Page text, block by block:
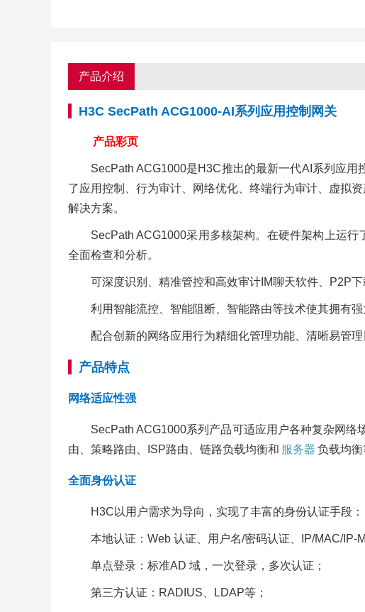
产品介绍
H3C SecPath ACG1000-AI系列应用控制网关
产品彩页
SecPath ACG1000是H3C推出的最新一代AI系列应
了应用控制、行为审计、网络优化、终端行为审计、虚拟资
解决方案。
SecPath ACG1000采用多核架构。在硬件架构上运
全面检查和分析。
可深度识别、精准管控和高效审计IM聊天软件、P2P
利用智能流控、智能阻断、智能路由等技术使其拥有强
配合创新的网络应用行为精细化管理功能、清晰易管
产品特点
网络适应性强
SecPath ACG1000系列产品可适应用户各种复杂网
由、策略路由、ISP路由、链路负载均衡和 服务器 负载均
全面身份认证
H3C以用户需求为导向，实现了丰富的身份认证手段：
本地认证：Web 认证、用户名/密码认证、IP/MAC/IP-
单点登录：标准AD 域，一次登录，多次认证；
第三方认证：RADIUS、LDAP等；